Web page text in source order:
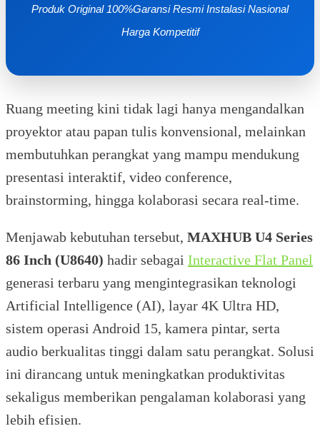
Produk Original 100%Garansi ResmiInstalasi Nasional
Harga Kompetitif
Ruang meeting kini tidak lagi hanya mengandalkan
proyektor atau papan tulis konvensional, melainkan
membutuhkan perangkat yang mampu mendukung
presentasi interaktif, video conference,
brainstorming, hingga kolaborasi secara real-time.
Menjawab kebutuhan tersebut, MAXHUB U4 Series
86 Inch (U8640) hadir sebagai Interactive Flat Panel
generasi terbaru yang mengintegrasikan teknologi
Artificial Intelligence (AI), layar 4K Ultra HD,
sistem operasi Android 15, kamera pintar, serta
audio berkualitas tinggi dalam satu perangkat. Solusi
ini dirancang untuk meningkatkan produktivitas
sekaligus memberikan pengalaman kolaborasi yang
lebih efisien.